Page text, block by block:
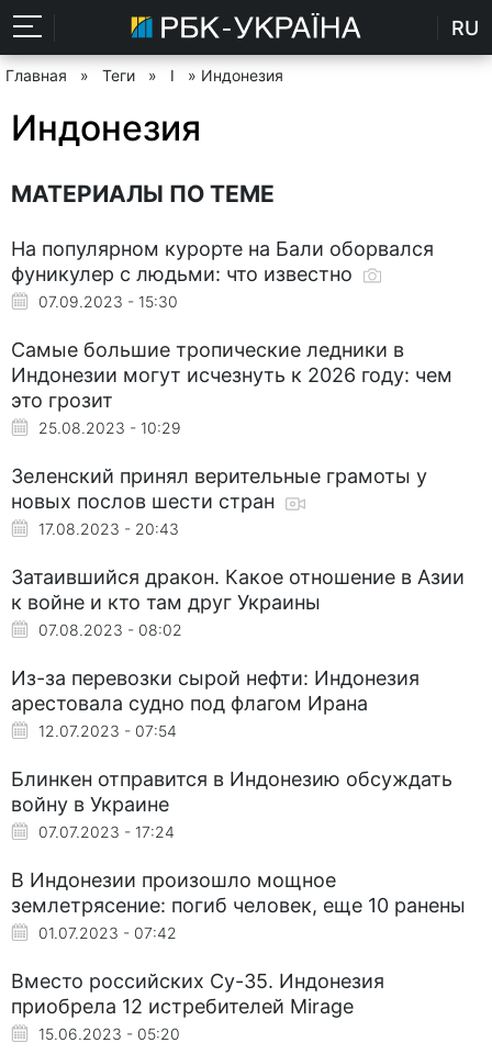
RU
Главная » Теги » І » Индонезия
Индонезия
МАТЕРИАЛЫ ПО ТЕМЕ
На популярном курорте на Бали оборвался
фуникулер с людьми: что известно
07.09.2023 - 15:30
Самые большие тропические ледники в
Индонезии могут исчезнуть к 2026 году: чем
это грозит
25.08.2023 - 10:29
Зеленский принял верительные грамоты у
новых послов шести стран
17.08.2023 - 20:43
Затаившийся дракон. Какое отношение в Азии
к войне и кто там друг Украины
07.08.2023 - 08:02
Из-за перевозки сырой нефти: Индонезия
арестовала судно под флагом Ирана
12.07.2023 - 07:54
Блинкен отправится в Индонезию обсуждать
войну в Украине
07.07.2023 - 17:24
В Индонезии произошло мощное
землетрясение: погиб человек, еще 10 ранены
01.07.2023 - 07:42
Вместо российских Су-35. Индонезия
приобрела 12 истребителей Mirage
15.06.2023 - 05:20